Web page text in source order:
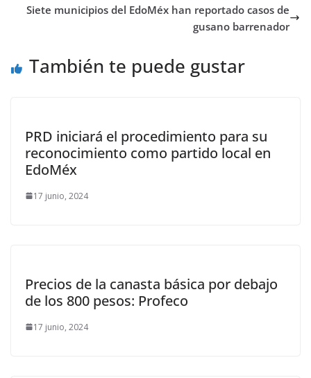
Siete municipios del EdoMéx han reportado casos de
gusano barrenador
También te puede gustar
PRD iniciará el procedimiento para su
reconocimiento como partido local en
EdoMéx
17 junio, 2024
Precios de la canasta básica por debajo
de los 800 pesos: Profeco
17 junio, 2024